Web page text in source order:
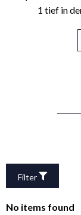
1 tief in
mit ihrem
Filter
No items found